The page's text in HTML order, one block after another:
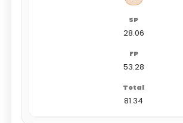
28.06
53.28
81.34